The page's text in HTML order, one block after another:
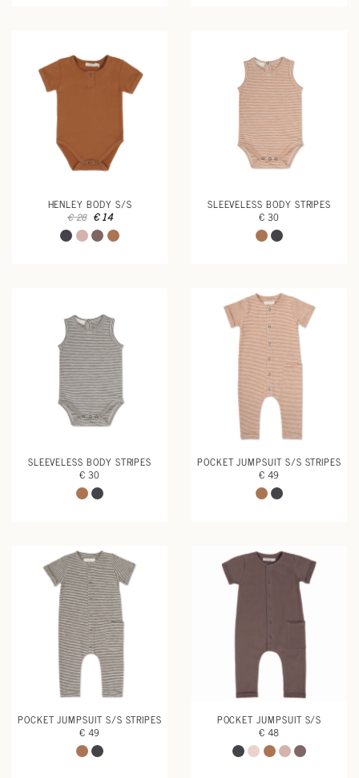
HENLEY BODY S/S
€ 28 € 14
SLEEVELESS BODY STRIPES
€ 30
SLEEVELESS BODY STRIPES
€ 30
POCKET JUMPSUIT S/S STRIPES
€ 49
POCKET JUMPSUIT S/S STRIPES
€ 49
POCKET JUMPSUIT S/S
€ 48